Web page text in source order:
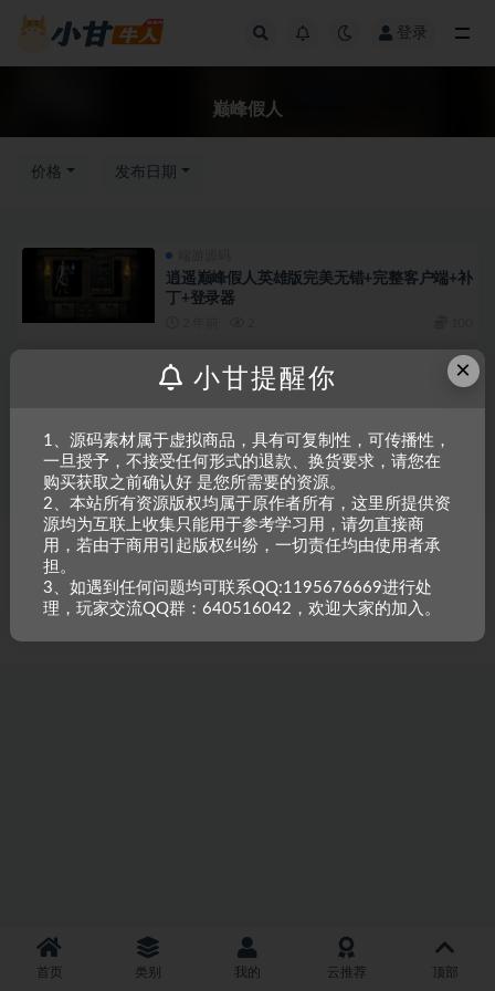
登录
巅峰假人
价格 发布日期
逍遥巅峰假人英雄版完美无错+完整客户端+补
丁+登录器
端游源码 精品推荐
传奇：【巅峰假人】第二季 – 复古176三职业
3 年前 3
Copyright © 2023 小甘牛人资源网 - All rights reserved 粤ICP备2023002201
号-1
本站是一个坚持做精品资源的网站，会长期坚持更新资源，以共享为原则，尊
首页 类别 我的 云推荐 顶部
×
小甘提醒你
1、源码素材属于虚拟商品，具有可复制性，可传播性，
一旦授予，不接受任何形式的退款、换货要求，请您在
购买获取之前确认好 是您所需要的资源。
2、本站所有资源版权均属于原作者所有，这里所提供资
源均为互联上收集只能用于参考学习用，请勿直接商
用，若由于商用引起版权纠纷，一切责任均由使用者承
担。
3、如遇到任何问题均可联系QQ:1195676669进行处
理，玩家交流QQ群：640516042，欢迎大家的加入。